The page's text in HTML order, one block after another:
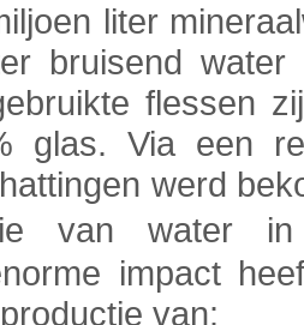
liter
bruisend water
flessen
glas. Via een
werd
van water
impact
van: